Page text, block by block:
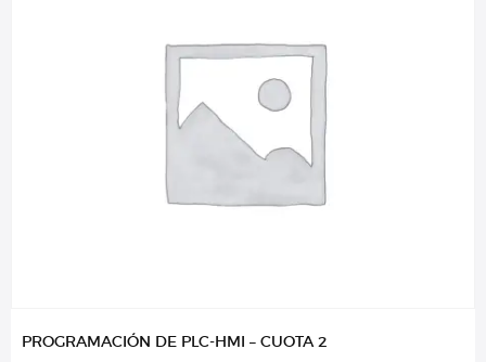
PROGRAMACIÓN DE PLC-HMI – CUOTA 2